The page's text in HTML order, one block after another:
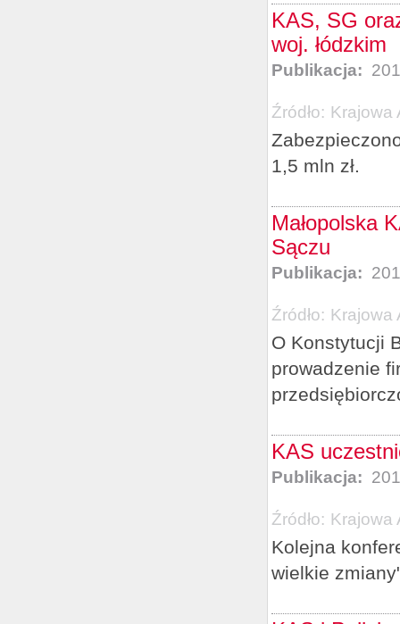
KAS, SG
woj. łódzkim
Publikacja:
Źródło: Krajowa
1,5 mln zł.
Małopolska
Sączu
Publikacja:
Źródło: Krajowa
O Konstytucji
prowadzenie
KAS
Publikacja:
Źródło: Krajowa
Kolejna
wielkie